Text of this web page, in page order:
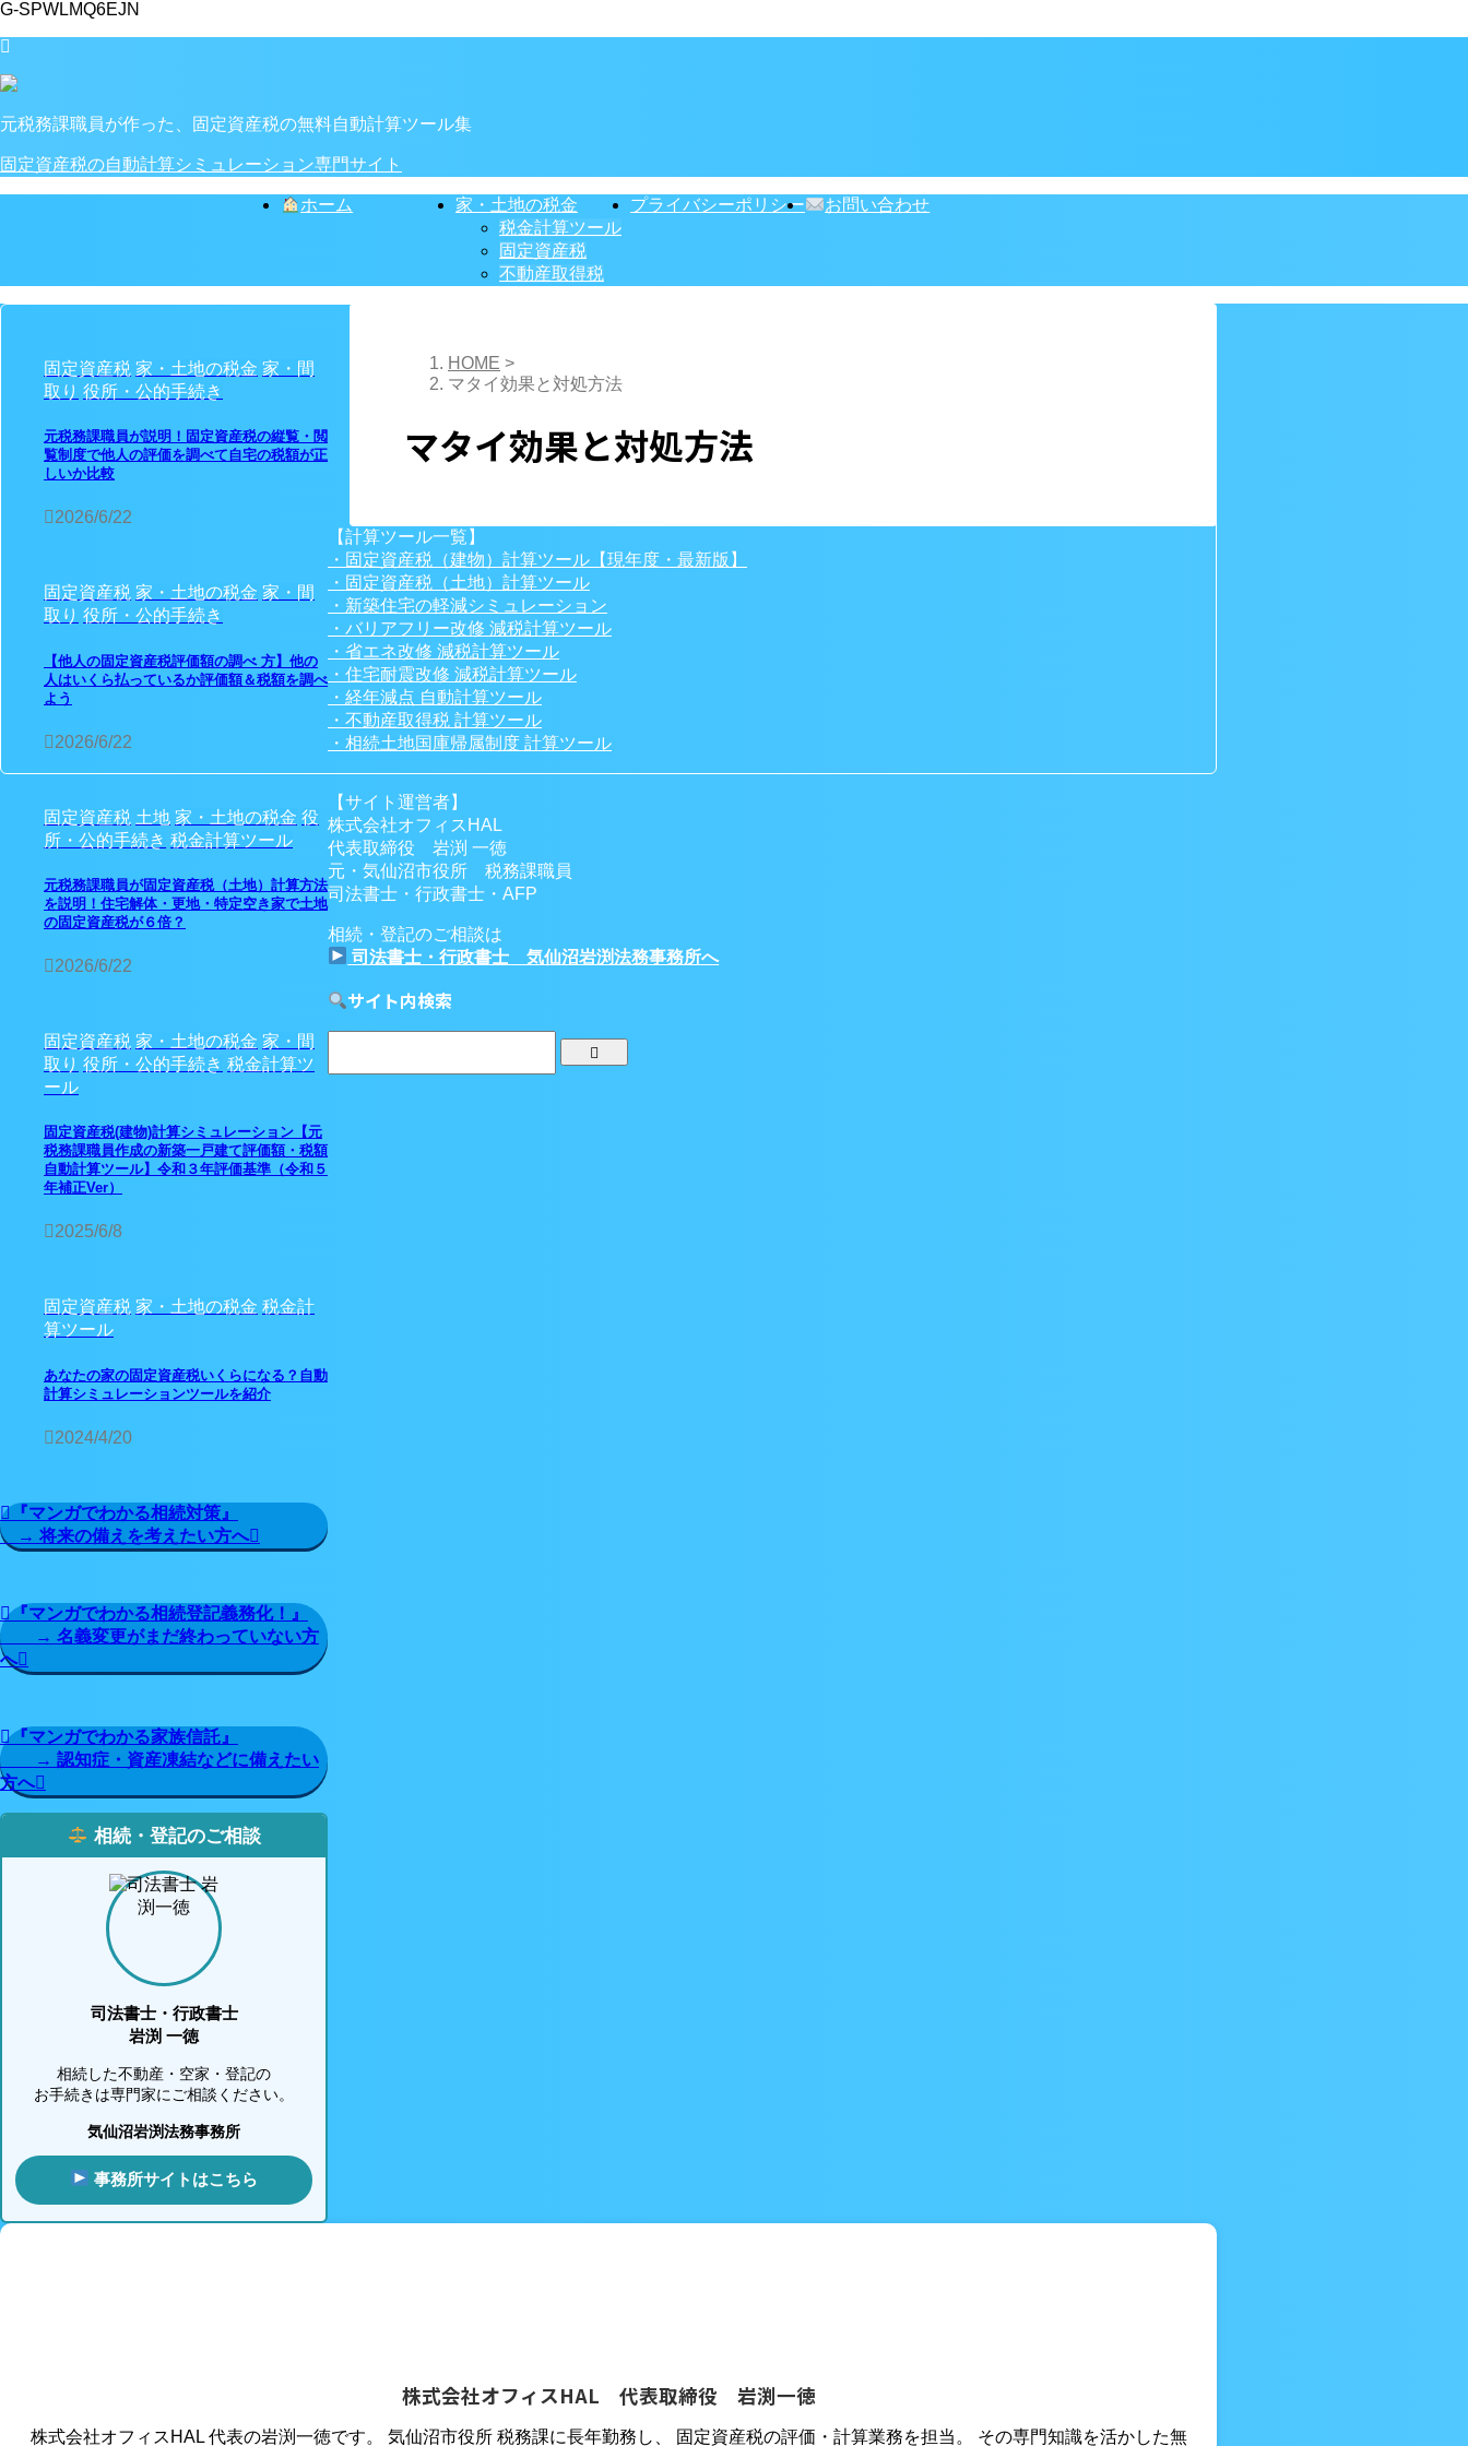
G-SPWLMQ6EJN
元税務課職員が作った、固定資産税の無料自動計算ツール集
固定資産税の自動計算シミュレーション専門サイト
ホーム
家・土地の税金
税金計算ツール
固定資産税
不動産取得税
プライバシーポリシー お問い合わせ
HOME >
マタイ効果と対処方法
マタイ効果と対処方法
固定資産税 家・土地の税金 家・間
取り 役所・公的手続き
元税務課職員が説明！固定資産税の縦覧・閲
覧制度で他人の評価を調べて自宅の税額が正
しいか比較
2026/6/22
固定資産税 家・土地の税金 家・間
取り 役所・公的手続き
【他人の固定資産税評価額の調べ 方】他の
人はいくら払っているか評価額＆税額を調べ
よう
2026/6/22
固定資産税 土地 家・土地の税金 役
所・公的手続き 税金計算ツール
元税務課職員が固定資産税（土地）計算方法
を説明！住宅解体・更地・特定空き家で土地
の固定資産税が６倍？
2026/6/22
固定資産税 家・土地の税金 家・間
取り 役所・公的手続き 税金計算ツ
ール
固定資産税(建物)計算シミュレーション【元
税務課職員作成の新築一戸建て評価額・税額
自動計算ツール】令和３年評価基準（令和５
年補正Ver）
2025/6/8
固定資産税 家・土地の税金 税金計
算ツール
あなたの家の固定資産税いくらになる？自動
計算シミュレーションツールを紹介
2024/4/20
『マンガでわかる相続対策』
→ 将来の備えを考えたい方へ
『マンガでわかる相続登記義務化！』
→ 名義変更がまだ終わっていない方
へ
『マンガでわかる家族信託』
→ 認知症・資産凍結などに備えたい
方へ
相続・登記のご相談
司法書士・行政書士
岩渕 一徳
相続した不動産・空家・登記の
お手続きは専門家にご相談ください。
気仙沼岩渕法務事務所
事務所サイトはこちら
【計算ツール一覧】
・固定資産税（建物）計算ツール【現年度・最新版】
・固定資産税（土地）計算ツール
・新築住宅の軽減シミュレーション
・バリアフリー改修 減税計算ツール
・省エネ改修 減税計算ツール
・住宅耐震改修 減税計算ツール
・経年減点 自動計算ツール
・不動産取得税 計算ツール
・相続土地国庫帰属制度 計算ツール
【サイト運営者】
株式会社オフィスHAL
代表取締役 岩渕 一徳
元・気仙沼市役所 税務課職員
司法書士・行政書士・AFP
相続・登記のご相談は
司法書士・行政書士 気仙沼岩渕法務事務所へ
サイト内検索
株式会社オフィスHAL 代表取締役 岩渕一徳
株式会社オフィスHAL 代表の岩渕一徳です。 気仙沼市役所 税務課に長年勤務し、 固定資産税の評価・計算業務を担当。 その専門知識を活かした無